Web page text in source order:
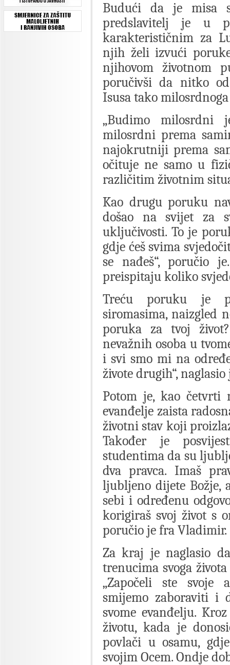
Budući da je misa
predslavitelj je u
karakterističnim za
njih želi izvući
njihovom životnom
poručivši da nitko
Isusa tako
„Budimo milosrdni
milosrdni prema
najokrutniji prema
očituje ne samo u
različitim životnim
Kao drugu poruku
došao na svijet za
uključivosti. To je
gdje ćeš svima
se nađeš“, poručio
preispitaju koliko
Treću poruku je
siromasima, naizgled
poruka za tvoj
nevažnih osoba u
i svi smo mi na
živote drugih“,
Potom je, kao četvrti
evanđelje zaista
životni stav koji
Također je
studentima da su
dva pravca. Imaš
ljubljeno dijete Božje,
sebi i određenu
korigiraš svoj život s
poručio je fra Vladimir.
Za kraj je naglasio
trenucima svoga
„Započeli ste svoje
smijemo zaboraviti i
svome evanđelju.
životu, kada je
povlači u osamu,
svojim Ocem. Ondje